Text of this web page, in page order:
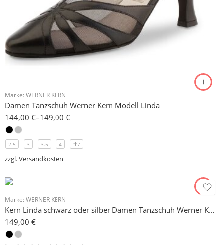
Marke: WERNER KERN
Damen Tanzschuh Werner Kern Modell Linda
144,00 €–149,00 €
2.5 3 3.5 4 7
zzgl.Versandkosten
Marke: WERNER KERN
Kern Linda schwarz oder silber Damen Tanzschuh Werner Kern 6,5 cm
149,00 €